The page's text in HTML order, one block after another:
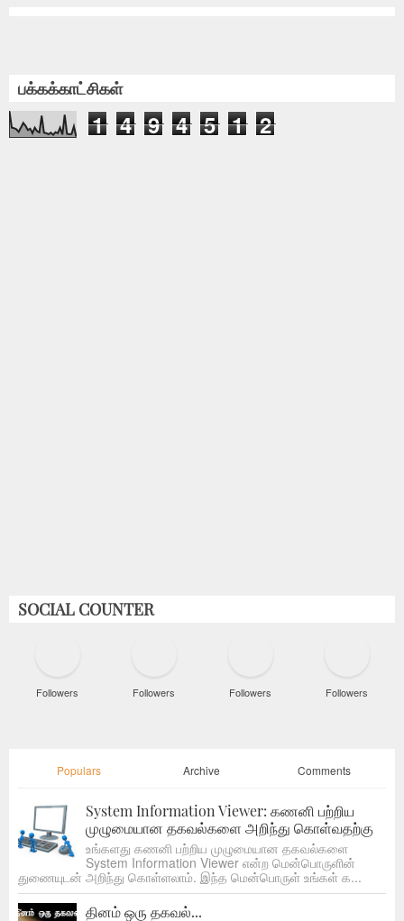
பக்கக்காட்சிகள்
1 4 9 4 5 1 2
SOCIAL COUNTER
Followers Followers Followers Followers
Populars Archive Comments
System Information Viewer: கணனி பற்றிய
முழுமையான தகவல்களை அறிந்து கொள்வதற்கு
உங்களது கணனி பற்றிய முழுமையான தகவல்களை
System Information Viewer என்ற மென்பொருளின்
துணையுடன் அறிந்து கொள்ளலாம். இந்த மென்பொருள் உங்கள் க...
தினம் ஒரு தகவல்...